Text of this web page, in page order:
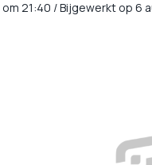
om 21:40 /Bijgewerkt op 6